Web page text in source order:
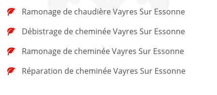
Ramonage de chaudière Vayres Sur Essonne
Débistrage de cheminée Vayres Sur Essonne
Ramonage de cheminée Vayres Sur Essonne
Réparation de cheminée Vayres Sur Essonne